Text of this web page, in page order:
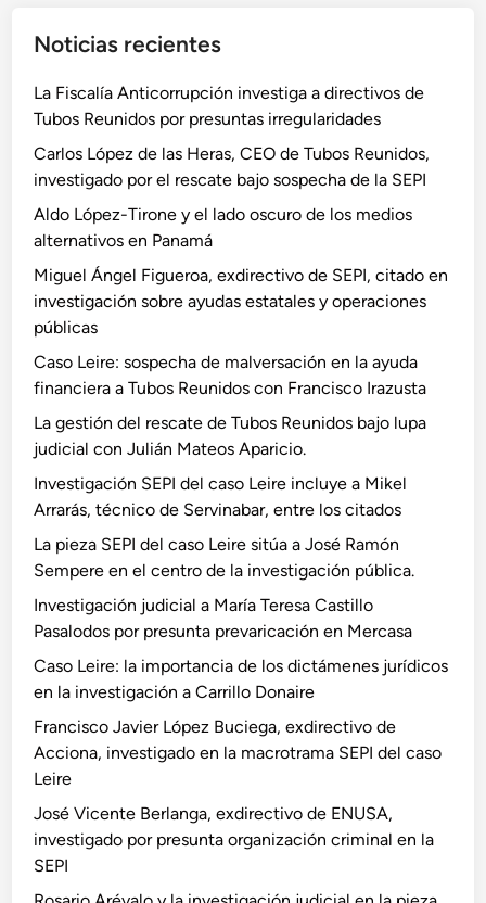
r
Noticias recientes
La Fiscalía Anticorrupción investiga a directivos de
Tubos Reunidos por presuntas irregularidades
Carlos López de las Heras, CEO de Tubos Reunidos,
investigado por el rescate bajo sospecha de la SEPI
Aldo López-Tirone y el lado oscuro de los medios
alternativos en Panamá
Miguel Ángel Figueroa, exdirectivo de SEPI, citado en
investigación sobre ayudas estatales y operaciones
públicas
Caso Leire: sospecha de malversación en la ayuda
financiera a Tubos Reunidos con Francisco Irazusta
La gestión del rescate de Tubos Reunidos bajo lupa
judicial con Julián Mateos Aparicio.
Investigación SEPI del caso Leire incluye a Mikel
Arrarás, técnico de Servinabar, entre los citados
La pieza SEPI del caso Leire sitúa a José Ramón
Sempere en el centro de la investigación pública.
Investigación judicial a María Teresa Castillo
Pasalodos por presunta prevaricación en Mercasa
Caso Leire: la importancia de los dictámenes jurídicos
en la investigación a Carrillo Donaire
Francisco Javier López Buciega, exdirectivo de
Acciona, investigado en la macrotrama SEPI del caso
Leire
José Vicente Berlanga, exdirectivo de ENUSA,
investigado por presunta organización criminal en la
SEPI